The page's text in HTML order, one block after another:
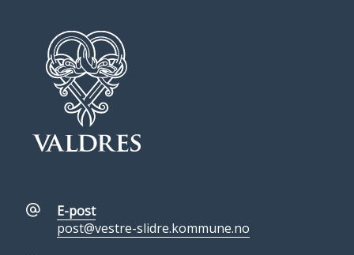
E-post
post@vestre-slidre.kommune.no